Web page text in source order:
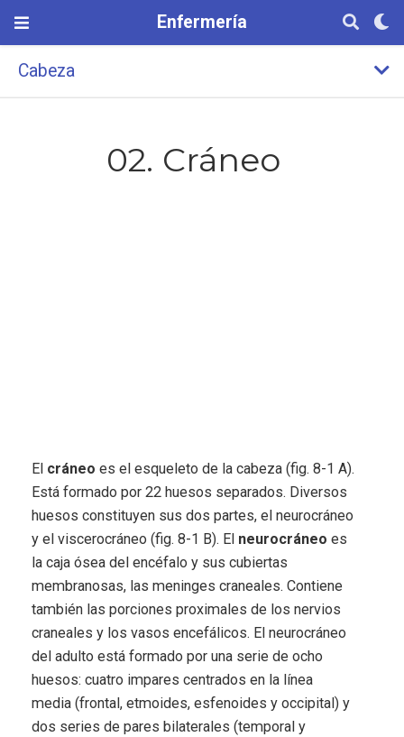
Enfermería
Cabeza
02. Cráneo
El cráneo es el esqueleto de la cabeza (fig. 8-1 A).
Está formado por 22 huesos separados. Diversos
huesos constituyen sus dos partes, el neurocráneo
y el viscerocráneo (fig. 8-1 B). El neurocráneo es
la caja ósea del encéfalo y sus cubiertas
membranosas, las meninges craneales. Contiene
también las porciones proximales de los nervios
craneales y los vasos encefálicos. El neurocráneo
del adulto está formado por una serie de ocho
huesos: cuatro impares centrados en la línea
media (frontal, etmoides, esfenoides y occipital) y
dos series de pares bilaterales (temporal y